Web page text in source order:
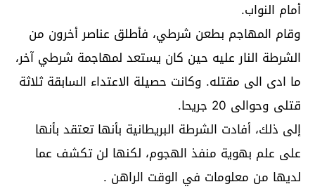
أمام النواب.
وقام المهاجم بطعن شرطي، فأطلق عناصر أخرون من
الشرطة النار عليه حين كان يستعد لمهاجمة شرطي آخر،
ما ادى الى مقتله. وكانت حصيلة الاعتداء السابقة ثلاثة
قتلى وحوالى 20 جريحا.
إلى ذلك، أفادت الشرطة البريطانية بأنها تعتقد بأنها
على علم بهوية منفذ الهجوم، لكنها لن تكشف عما
لديها من معلومات في الوقت الراهن .